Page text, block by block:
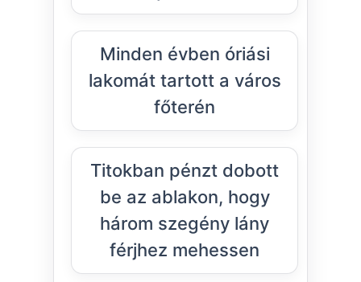
Minden évben óriási
lakomát tartott a város
főterén
Titokban pénzt dobott
be az ablakon, hogy
három szegény lány
férjhez mehessen